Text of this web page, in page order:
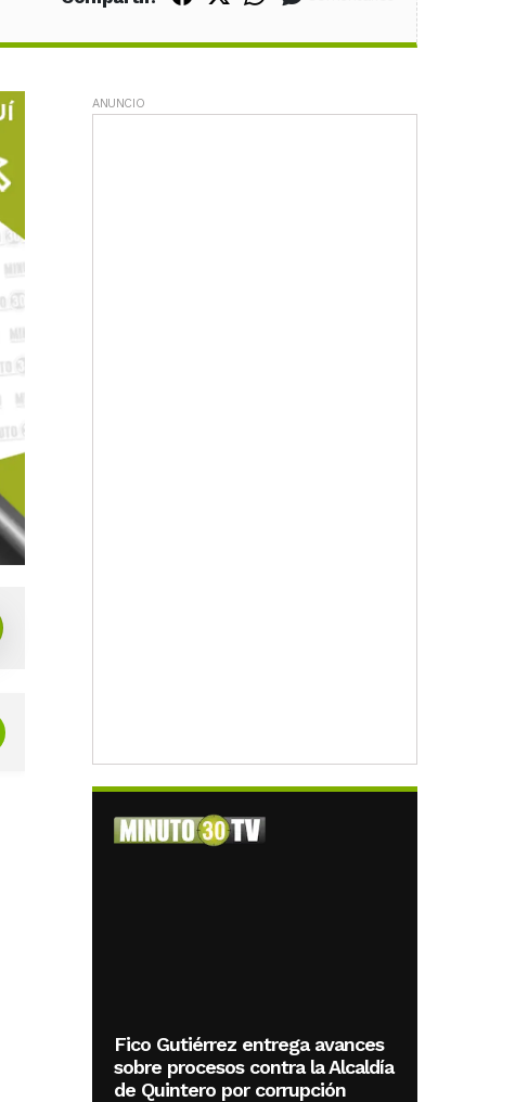
ANUNCIO
Fico Gutiérrez entrega avances
sobre procesos contra la Alcaldía
de Quintero por corrupción